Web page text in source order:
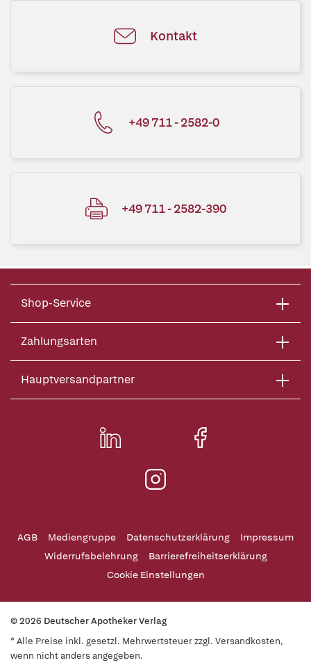
Kontakt
+49 711 - 2582-0
+49 711 - 2582-390
Shop-Service
Zahlungsarten
Hauptversandpartner
AGB Mediengruppe Datenschutzerklärung
Impressum
Widerrufsbelehrung
Barrierefreiheitserklärung
Cookie Einstellungen
© 2026 Deutscher Apotheker Verlag
* Alle Preise inkl. gesetzl. Mehrwertsteuer zzgl. Versandkosten,
wenn nicht anders angegeben.